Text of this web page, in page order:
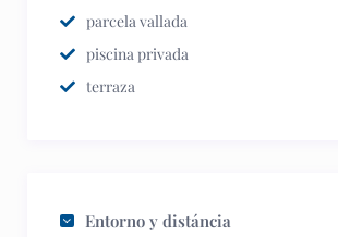
parcela vallada
piscina privada
terraza
Entorno y distáncia